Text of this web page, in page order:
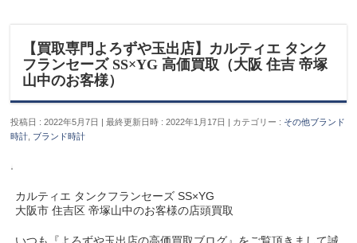
【買取専門よろずや玉出店】カルティエ タンク
フランセーズ SS×YG 高価買取（大阪 住吉 帝塚
山中のお客様）
投稿日 : 2022年5月7日 最終更新日時 : 2022年1月17日 カテゴリー : その他ブランド
時計 ブランド時計
カルティエ タンクフランセーズ SS×YG
大阪市 住吉区 帝塚山中のお客様の店頭買取
いつも『よろずや玉出店の高価買取ブログ』をご覧頂きまして誠